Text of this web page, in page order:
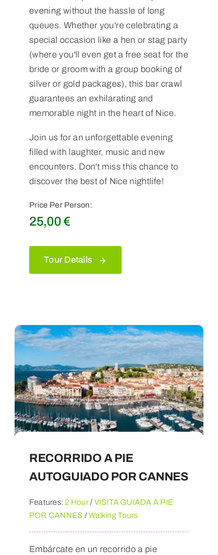
evening without the hassle of long
queues. Whether you're celebrating a
special occasion like a hen or stag party
(where you'll even get a free seat for the
bride or groom with a group booking of
silver or gold packages), this bar crawl
guarantees an exhilarating and
memorable night in the heart of Nice.
Join us for an unforgettable evening
filled with laughter, music and new
encounters. Don't miss this chance to
discover the best of Nice nightlife!
Price Per Person:
25,00€
Tour Details
RECORRIDO A PIE
AUTOGUIADO POR CANNES
Features: 2 Hour/ VISITA GUIADA A PIE
POR CANNES /Walking Tours
Embárcate en un recorrido a pie